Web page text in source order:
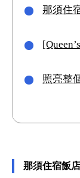
那須住
照亮整
那須住宿飯